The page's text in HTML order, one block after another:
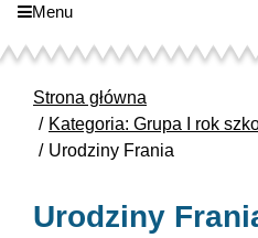
Menu
Strona główna
Kategoria: Grupa I rok
Urodziny Frania
Urodziny